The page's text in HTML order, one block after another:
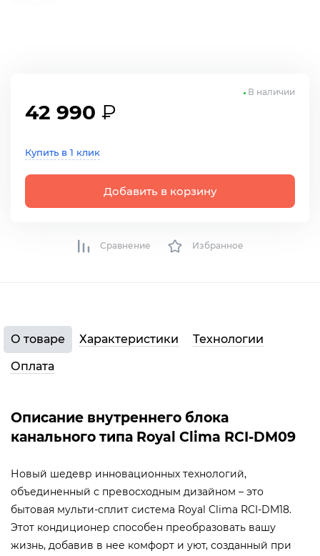
42 990 ₽
Купить в 1 клик
Добавить в корзину
В наличии
Сравнение Избранное
О товаре Характеристики
Технологии
Оплата
Описание внутреннего блока
канального типа Royal Clima RCI-DM09
Новый шедевр инновационных технологий,
объединенный с превосходным дизайном – это
бытовая мульти-сплит система Royal Clima RCI-DM18.
Этот кондиционер способен преобразовать вашу
жизнь, добавив в нее комфорт и уют, созданный при